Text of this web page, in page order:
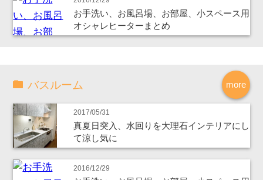
お手洗い、お風呂場、お部屋、小スペース用
オシャレヒーターまとめ
more
バスルーム
2017/05/31
真夏日突入、水回りを大理石インテリアにし
て涼し気に
2016/12/29